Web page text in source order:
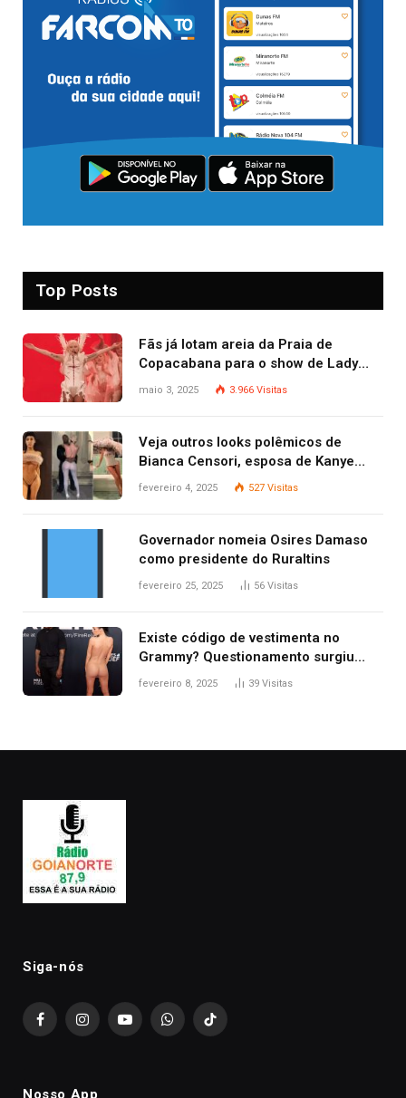
Top Posts
Fãs já lotam areia da Praia de
Copacabana para o show de Lady
Gaga
maio 3, 2025 3.966 Visitas
Veja outros looks polêmicos de
Bianca Censori, esposa de Kanye
West que apareceu nua no Grammy
fevereiro 4, 2025 527 Visitas
Governador nomeia Osires Damaso
como presidente do Ruraltins
fevereiro 25, 2025 56 Visitas
Existe código de vestimenta no
Grammy? Questionamento surgiu
após Bianca Censori, mulher de
fevereiro 8, 2025 39 Visitas
Siga-nós
FacebookInstagramYouTubeWhatsAppTikTok